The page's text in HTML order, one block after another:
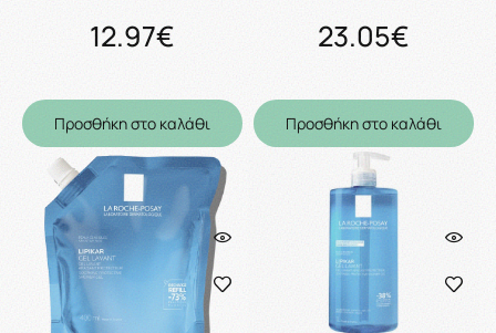
12.97€
Προσθήκη στο καλάθι
23.05€
Προσθήκη στο καλάθι